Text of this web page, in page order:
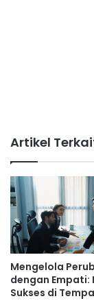
Artikel
Mengelola
dengan Empati:
Sukses di